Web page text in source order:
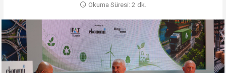
Okuma Süresi: 2 dk.